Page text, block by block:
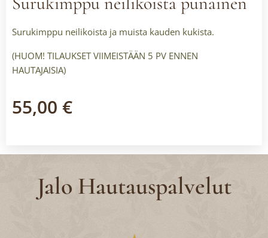
Surukimppu neilikoista ja muista kauden kukista.
(HUOM! TILAUKSET VIIMEISTÄÄN 5 PV ENNEN
HAUTAJAISIA)
55,00 €
Jalo Hautauspalvelut